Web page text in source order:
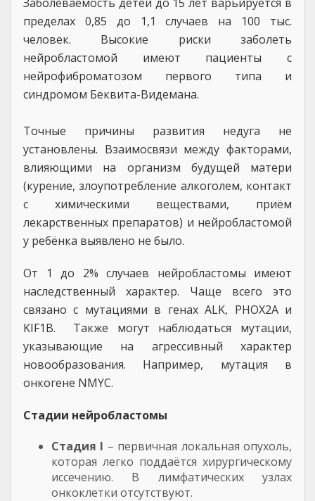
пределах 0,85 до 1,1 случаев на 100 тыс.
человек. Высокие риски заболеть
нейробластомой имеют пациенты с
нейрофиброматозом первого типа и
синдромом Беквита-Видемана.
Точные причины развития недуга не
установлены. Взаимосвязи между факторами,
влияющими на организм будущей матери
(курение, злоупотребление алкоголем, контакт
с химическими веществами, приём
лекарственных препаратов) и нейробластомой
у ребёнка выявлено не было.
От 1 до 2% случаев нейробластомы имеют
наследственный характер. Чаще всего это
связано с мутациями в генах ALK, PHOX2A и
KIF1B. Также могут наблюдаться мутации,
указывающие на агрессивный характер
новообразования. Например, мутация в
онкогене NMYC.
Стадии нейробластомы
Стадия I – первичная локальная опухоль,
которая легко поддаётся хирургическому
иссечению. В лимфатических узлах
онкоклетки отсутствуют.